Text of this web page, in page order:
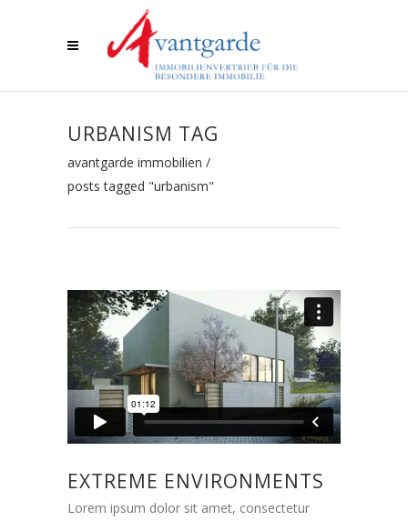
URBANISM TAG
avantgarde immobilien /
posts tagged "urbanism"
EXTREME ENVIRONMENTS
Lorem ipsum dolor sit amet, consectetur